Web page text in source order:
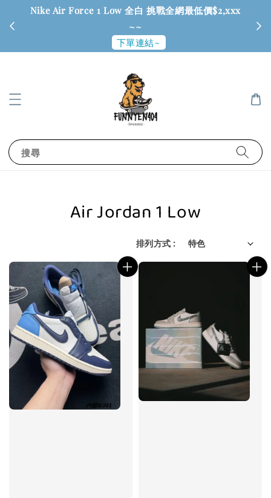
Nike Air Force 1 Low 全白 挑戰全網最低價$2,xxx
~~
下單連結~
搜尋
Air Jordan 1 Low
排列方式 :